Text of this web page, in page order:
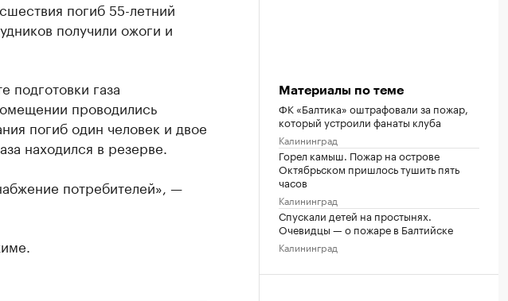
погиб 55-летний
получили ожоги и
подготовки газа
проводились
погиб один человек и двое
находился в резерве.
потребителей», —
Материалы по теме
ФК «Балтика» оштрафовали за пожар,
который устроили фанаты клуба
Калининград
Горел камыш. Пожар на острове
Октябрьском пришлось тушить пять
часов
Калининград
Спускали детей на простынях.
Очевидцы — о пожаре в Балтийске
Калининград